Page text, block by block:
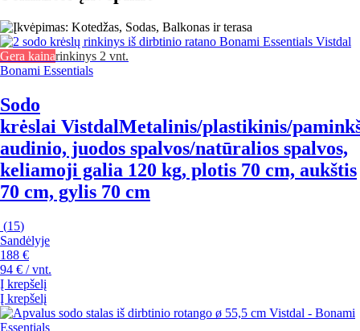
Gera kainarinkinys 2 vnt.
Bonami Essentials
Sodo
krėslai VistdalMetalinis/plastikinis/
audinio, juodos spalvos/natūralios spalvos,
keliamoji galia 120 kg, plotis 70 cm, aukštis
70 cm, gylis 70 cm
(15)
Sandėlyje
188 €
94 € / vnt.
Į krepšelį
Į krepšelį